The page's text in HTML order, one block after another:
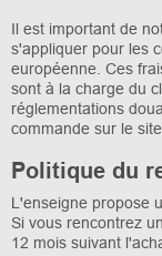
Il est important de
s'appliquer pour les
européenne. Ces
sont à la charge du
réglementations
commande sur le
Politique du
L'enseigne propose
Si vous rencontrez
12 mois suivant